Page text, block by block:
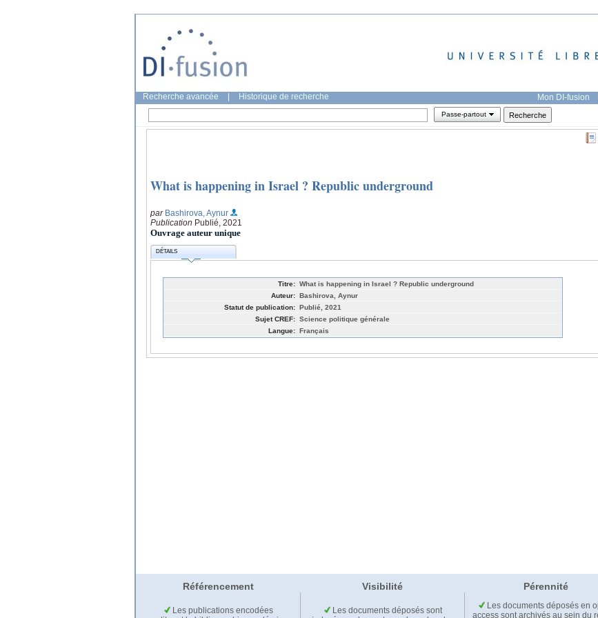
Recherche avancée Historique de recherche Mon DI-fusion
Passe-partout
What is happening in Israel ? Republic underground
par Bashirova, Aynur
Publication Publié, 2021
Ouvrage auteur unique
DÉTAILS
Titre: What is happening in Israel ? Republic underground
Auteur: Bashirova, Aynur
Statut de publication: Publié, 2021
Sujet CREF: Science politique générale
Langue: Français
Référencement Visibilité Pérennité
Les publications encodées
Les documents déposés sont
Les documents déposés en
access sont archivés au sein du